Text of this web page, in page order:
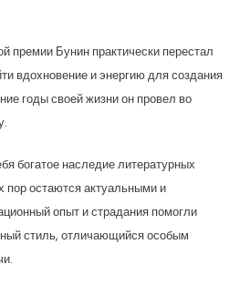
премии Бунин практически перестал
вдохновение и энергию для создания
годы своей жизни он провел во
богатое наследие литературных
пор остаются актуальными и
опыт и страдания помогли
стиль, отличающийся особым